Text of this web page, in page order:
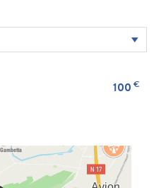
100 €